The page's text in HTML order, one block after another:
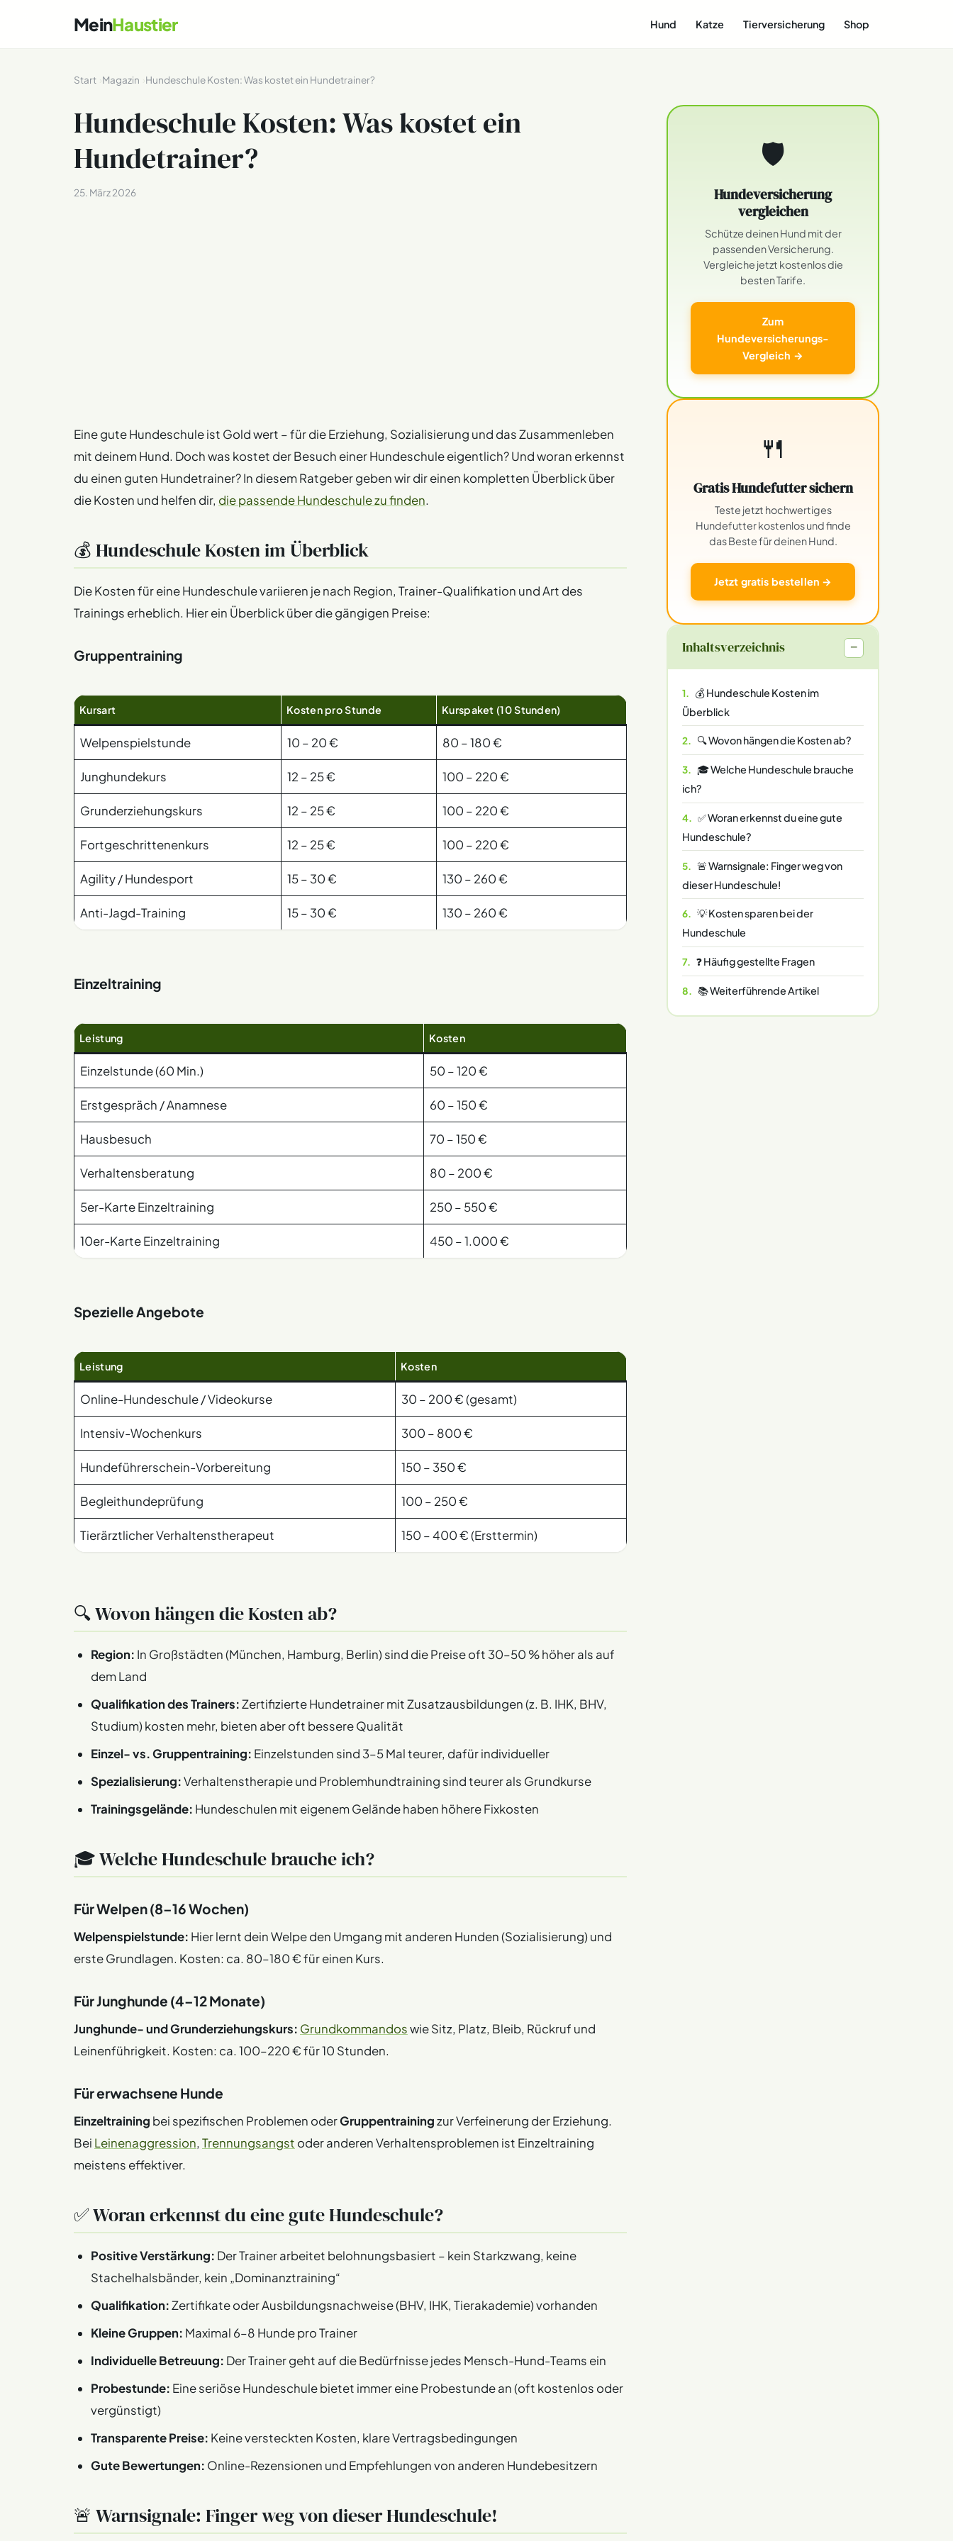
MeinHaustier Hund Katze Tierversicherung Shop
Start Magazin Hundeschule Kosten: Was kostet ein Hundetrainer?
Hundeschule Kosten: Was kostet ein
Hundetrainer?
25. März 2026
Eine gute Hundeschule ist Gold wert – für die Erziehung, Sozialisierung und das Zusammenleben
mit deinem Hund. Doch was kostet der Besuch einer Hundeschule eigentlich? Und woran erkennst
du einen guten Hundetrainer? In diesem Ratgeber geben wir dir einen kompletten Überblick über
die Kosten und helfen dir, die passende Hundeschule zu finden.
💰 Hundeschule Kosten im Überblick
Die Kosten für eine Hundeschule variieren je nach Region, Trainer-Qualifikation und Art des
Trainings erheblich. Hier ein Überblick über die gängigen Preise:
Gruppentraining
Kursart Kosten pro Stunde Kurspaket (10 Stunden)
Welpenspielstunde 10 – 20 € 80 – 180 €
Junghundekurs 12 – 25 € 100 – 220 €
Grunderziehungskurs 12 – 25 € 100 – 220 €
Fortgeschrittenenkurs 12 – 25 € 100 – 220 €
Agility / Hundesport 15 – 30 € 130 – 260 €
Anti-Jagd-Training 15 – 30 € 130 – 260 €
Einzeltraining
Leistung Kosten
Einzelstunde (60 Min.) 50 – 120 €
Erstgespräch / Anamnese 60 – 150 €
Hausbesuch 70 – 150 €
Verhaltensberatung 80 – 200 €
5er-Karte Einzeltraining 250 – 550 €
10er-Karte Einzeltraining 450 – 1.000 €
Spezielle Angebote
Leistung Kosten
Online-Hundeschule / Videokurse 30 – 200 € (gesamt)
Intensiv-Wochenkurs 300 – 800 €
Hundeführerschein-Vorbereitung 150 – 350 €
Begleithundeprüfung 100 – 250 €
Tierärztlicher Verhaltenstherapeut 150 – 400 € (Ersttermin)
🔍 Wovon hängen die Kosten ab?
Region: In Großstädten (München, Hamburg, Berlin) sind die Preise oft 30–50 % höher als auf
dem Land
Qualifikation des Trainers:Zertifizierte Hundetrainer mit Zusatzausbildungen (z. B. IHK, BHV,
Studium) kosten mehr, bieten aber oft bessere Qualität
Einzel- vs. Gruppentraining: Einzelstunden sind 3–5 Mal teurer, dafür individueller
Spezialisierung:Verhaltenstherapie und Problemhundtraining sind teurer als Grundkurse
Trainingsgelände: Hundeschulen mit eigenem Gelände haben höhere Fixkosten
🎓 Welche Hundeschule brauche ich?
Für Welpen (8–16 Wochen)
Welpenspielstunde: Hier lernt dein Welpe den Umgang mit anderen Hunden (Sozialisierung) und
erste Grundlagen. Kosten: ca. 80–180 € für einen Kurs.
Für Junghunde (4–12 Monate)
Junghunde- und Grunderziehungskurs: Grundkommandoswie Sitz, Platz, Bleib, Rückruf und
Leinenführigkeit. Kosten: ca. 100–220 € für 10 Stunden.
Für erwachsene Hunde
Einzeltraining bei spezifischen Problemen oderGruppentrainingzur Verfeinerung der Erziehung.
Bei Leinenaggression, Trennungsangst oder anderen Verhaltensproblemen ist Einzeltraining
meistens effektiver.
✅ Woran erkennst du eine gute Hundeschule?
Positive Verstärkung: Der Trainer arbeitet belohnungsbasiert – kein Starkzwang, keine
Stachelhalsbänder, kein „Dominanztraining“
Qualifikation:Zertifikate oder Ausbildungsnachweise (BHV, IHK, Tierakademie) vorhanden
Kleine Gruppen: Maximal 6–8 Hunde pro Trainer
Individuelle Betreuung: Der Trainer geht auf die Bedürfnisse jedes Mensch-Hund-Teams ein
Probestunde: Eine seriöse Hundeschule bietet immer eine Probestunde an (oft kostenlos oder
vergünstigt)
Transparente Preise: Keine versteckten Kosten, klare Vertragsbedingungen
Gute Bewertungen: Online-Rezensionen und Empfehlungen von anderen Hundebesitzern
🚨 Warnsignale: Finger weg von dieser Hundeschule!
🛡
Hundeversicherung
vergleichen
Schütze deinen Hund mit der
passenden Versicherung.
Vergleiche jetzt kostenlos die
besten Tarife.
Zum
Hundeversicherungs-
Vergleich →
🍴
Gratis Hundefutter sichern
Teste jetzt hochwertiges
Hundefutter kostenlos und finde
das Beste für deinen Hund.
Jetzt gratis bestellen →
Inhaltsverzeichnis −
💰 Hundeschule Kosten im
Überblick
🔍 Wovon hängen die Kosten ab?
🎓 Welche Hundeschule brauche
ich?
✅ Woran erkennst du eine gute
Hundeschule?
🚨 Warnsignale: Finger weg von
dieser Hundeschule!
💡 Kosten sparen bei der
Hundeschule
❓ Häufig gestellte Fragen
📚 Weiterführende Artikel